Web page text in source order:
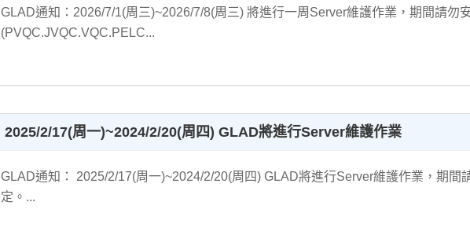
GLAD通知：2026/7/1(周三)~2026/7/8(周三) 將進行一周Server維護作業，期間請勿
(PVQC.JVQC.VQC.PELC...
2025/2/17(周一)~2024/2/20(周四) GLAD將進行Server維護作業
GLAD通知： 2025/2/17(周一)~2024/2/20(周四) GLAD將進行Server維護作業，期間
定。...